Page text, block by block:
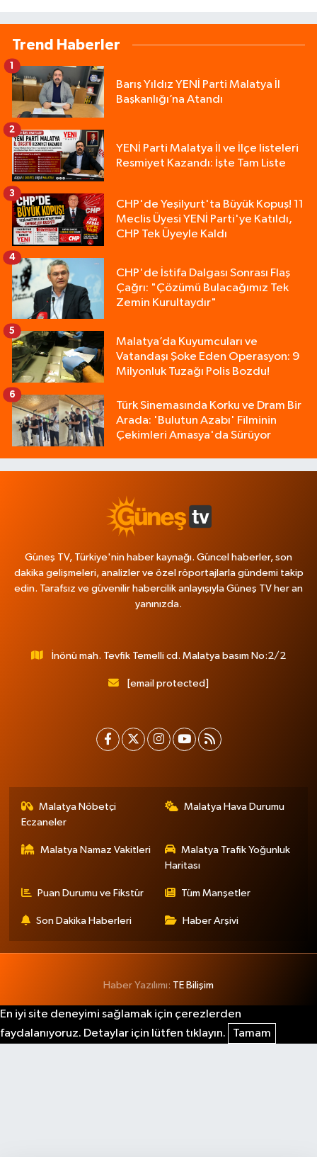
Trend Haberler
Barış Yıldız YENİ Parti Malatya İl
Başkanlığı’na Atandı
1
YENİ Parti Malatya İl ve İlçe listeleri
Resmiyet Kazandı: İşte Tam Liste
2
CHP'de Yeşilyurt'ta Büyük Kopuş! 11
Meclis Üyesi YENİ Parti'ye Katıldı,
CHP Tek Üyeyle Kaldı
3
CHP'de İstifa Dalgası Sonrası Flaş
Çağrı: "Çözümü Bulacağımız Tek
Zemin Kurultaydır"
4
Malatya’da Kuyumcuları ve
Vatandaşı Şoke Eden Operasyon: 9
Milyonluk Tuzağı Polis Bozdu!
5
Türk Sinemasında Korku ve Dram Bir
Arada: 'Bulutun Azabı' Filminin
Çekimleri Amasya'da Sürüyor
6
Güneş TV, Türkiye'nin haber kaynağı. Güncel haberler, son
dakika gelişmeleri, analizler ve özel röportajlarla gündemi takip
edin. Tarafsız ve güvenilir habercilik anlayışıyla Güneş TV her an
yanınızda.
İnönü mah. Tevfik Temelli cd. Malatya basım No:2/2
[email protected]
Malatya Nöbetçi
Eczaneler
Malatya Hava Durumu
Malatya Namaz Vakitleri
Malatya Trafik Yoğunluk
Haritası
Puan Durumu ve Fikstür Tüm Manşetler
Son Dakika Haberleri Haber Arşivi
Haber Yazılımı: TE Bilişim
En iyi site deneyimi sağlamak için çerezlerden
faydalanıyoruz. Detaylar için lütfen tıklayın.
Tamam